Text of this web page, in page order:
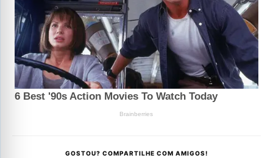
GOSTOU? COMPARTILHE COM AMIGOS!